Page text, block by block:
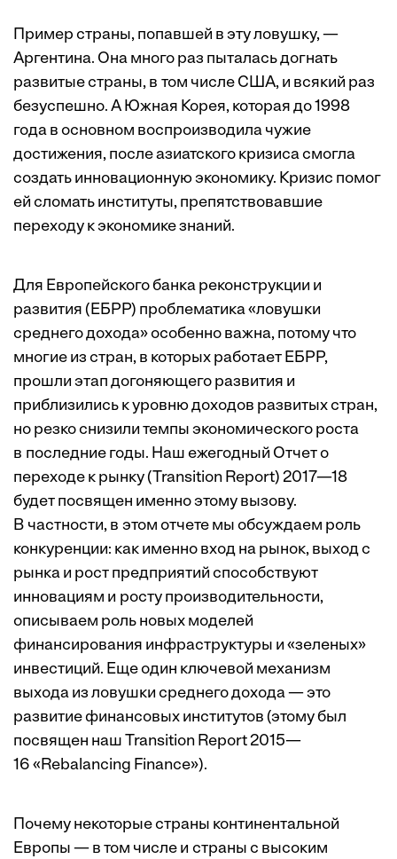
Пример страны, попавшей в эту ловушку, —
Аргентина. Она много раз пыталась догнать
развитые страны, в том числе США, и всякий раз
безуспешно. А Южная Корея, которая до 1998
года в основном воспроизводила чужие
достижения, после азиатского кризиса смогла
создать инновационную экономику. Кризис помог
ей сломать институты, препятствовавшие
переходу к экономике знаний.
Для Европейского банка реконструкции и
развития (ЕБРР) проблематика «ловушки
среднего дохода» особенно важна, потому что
многие из стран, в которых работает ЕБРР,
прошли этап догоняющего развития и
приблизились к уровню доходов развитых стран,
но резко снизили темпы экономического роста
в последние годы. Наш ежегодный Отчет о
переходе к рынку (Transition Report) 2017—18
будет посвящен именно этому вызову.
В частности, в этом отчете мы обсуждаем роль
конкуренции: как именно вход на рынок, выход с
рынка и рост предприятий способствуют
инновациям и росту производительности,
описываем роль новых моделей
финансирования инфраструктуры и «зеленых»
инвестиций. Еще один ключевой механизм
выхода из ловушки среднего дохода — это
развитие финансовых институтов (этому был
посвящен наш Transition Report 2015—
16 «Rebalancing Finance»).
Почему некоторые страны континентальной
Европы — в том числе и страны с высоким